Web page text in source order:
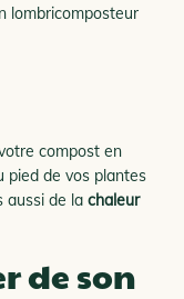
lombricomposteur
compost en
pied de vos plantes
aussi de la chaleur
de son